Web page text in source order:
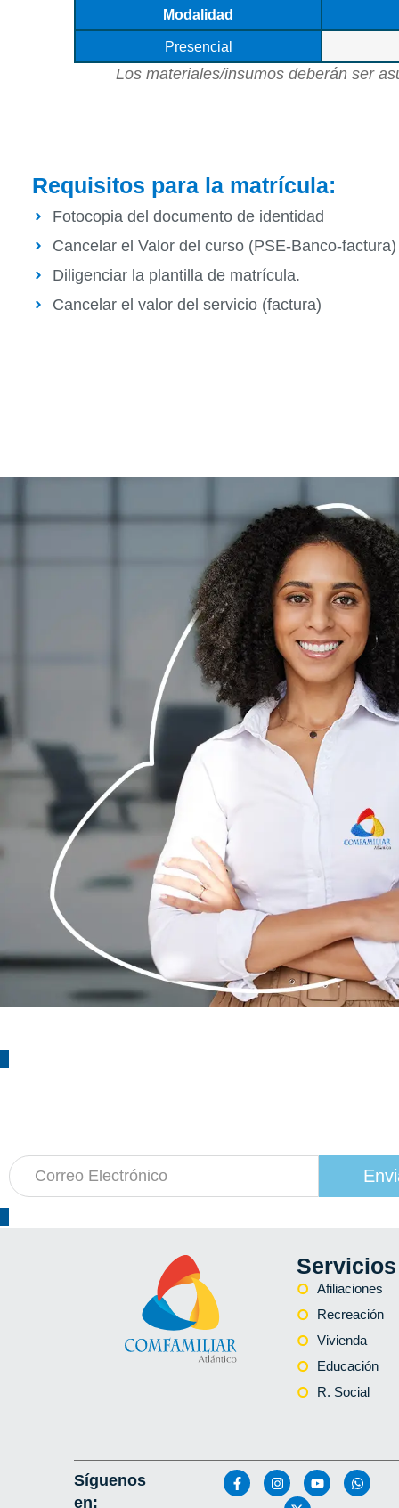
Modalidad
Presencial
Los materiales/insumos deberán ser
Requisitos para la matrícula:
Fotocopia del documento de identidad
Cancelar el Valor del curso (PSE-Banco-factura)
Diligenciar la plantilla de matrícula.
Cancelar el valor del servicio (factura)
Servicios
Afiliaciones
Recreación
Vivienda
Educación
R. Social
Síguenos
en: